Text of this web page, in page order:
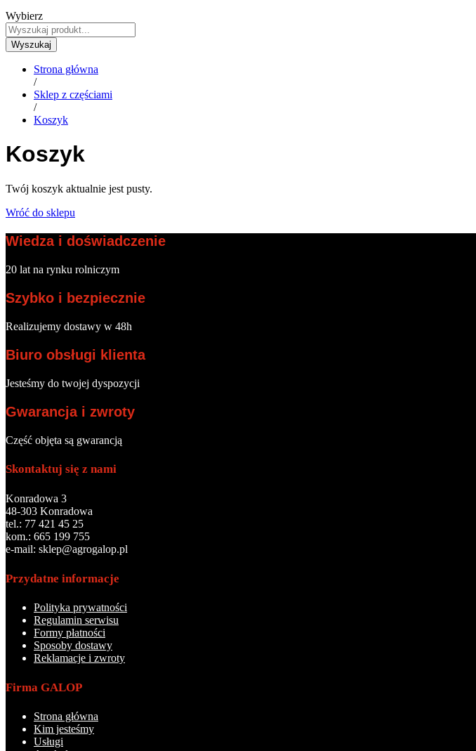
Wybierz
Wyszukaj
Strona główna
/
Sklep z częściami
/
Koszyk
Koszyk
Twój koszyk aktualnie jest pusty.
Wróć do sklepu
Wiedza i doświadczenie
20 lat na rynku rolniczym
Szybko i bezpiecznie
Realizujemy dostawy w 48h
Biuro obsługi klienta
Jesteśmy do twojej dyspozycji
Gwarancja i zwroty
Część objęta są gwarancją
Skontaktuj się z nami
Konradowa 3
48-303 Konradowa
tel.: 77 421 45 25
kom.: 665 199 755
e-mail: sklep@agrogalop.pl
Przydatne informacje
Polityka prywatności
Regulamin serwisu
Formy płatności
Sposoby dostawy
Reklamacje i zwroty
Firma GALOP
Strona główna
Kim jesteśmy
Usługi